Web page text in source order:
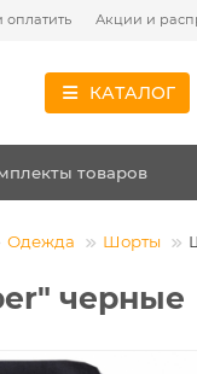
оплатить Акции и
КАТАЛОГ
товаров
Одежда Шорты
черные